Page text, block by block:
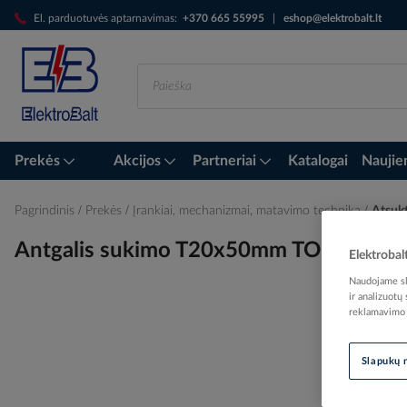
El. parduotuvės aptarnavimas: +370 665 55995 eshop@elektrobalt.lt
Skip
to
Content
Prekės Akcijos Partneriai Katalogai
Pagrindinis Prekės Įrankiai, mechanizmai, matavimo technika
Antgalis sukimo T20x50mm TORSION
Naudojame
ir analizuotų
reklamavimo
Slapukų